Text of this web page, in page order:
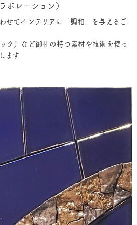
ボレーション）
せてインテリアに「調和」を与えるご
ク）など御社の持つ素材や技術を使っ
ます